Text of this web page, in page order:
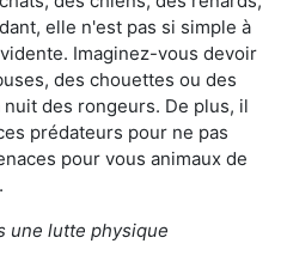
elle n'est pas si simple à
Imaginez-vous devoir
des chouettes ou des
des rongeurs. De plus, il
prédateurs pour ne pas
pour vous animaux de
une lutte physique